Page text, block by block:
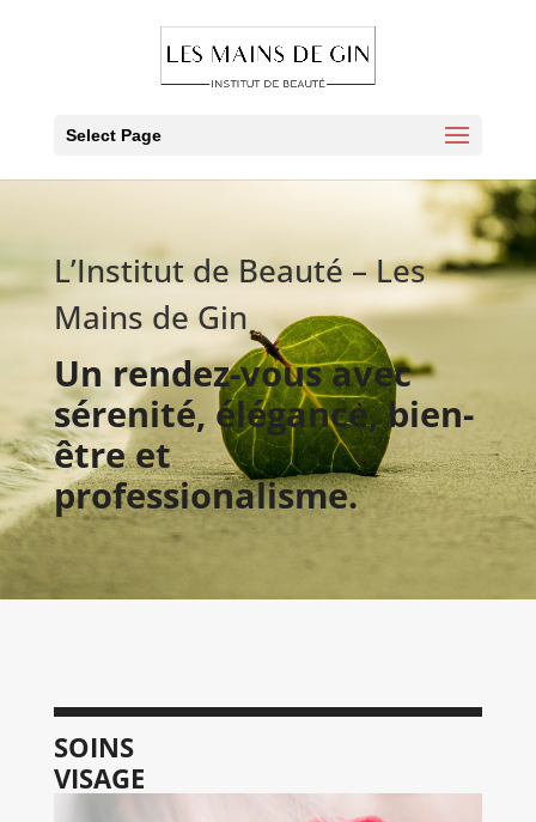
Select Page
L’Institut de Beauté – Les
Mains de Gin
Un rendez-vous avec
sérenité, élégance, bien-
être et
professionalisme.
SOINS
VISAGE